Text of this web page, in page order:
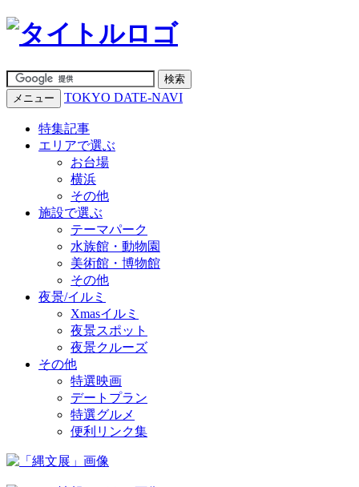
メニュー TOKYO DATE-NAVI
特集記事
エリアで選ぶ
お台場
横浜
その他
施設で選ぶ
テーマパーク
水族館・動物園
美術館・博物館
その他
夜景/イルミ
Xmasイルミ
夜景スポット
夜景クルーズ
その他
特選映画
デートプラン
特選グルメ
便利リンク集